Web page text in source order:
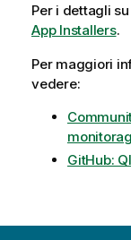
Per i dettagli
App Installers.
Per maggiori
vedere:
GitHub: